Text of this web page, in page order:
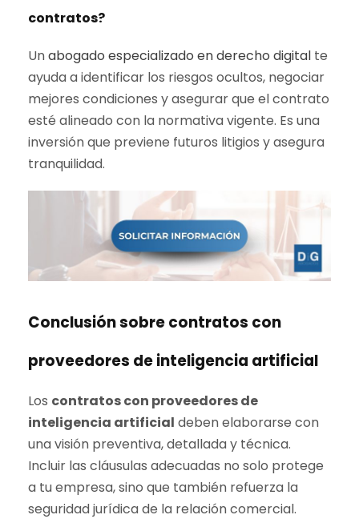
contratos?
Unabogado especializado en derecho digital te
ayuda a identificar los riesgos ocultos, negociar
mejores condiciones y asegurar que el contrato
esté alineado con la normativa vigente. Es una
inversión que previene futuros litigios y asegura
tranquilidad.
Conclusión sobre contratos con
proveedores de inteligencia artificial
Los contratos con proveedores de
inteligencia artificial deben elaborarse con
una visión preventiva, detallada y técnica.
Incluir las cláusulas adecuadas no solo protege
a tu empresa, sino que también refuerza la
seguridad jurídica de la relación comercial.